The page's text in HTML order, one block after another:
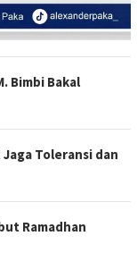
Bimbi Bakal
Jaga Toleransi dan
Ramadhan